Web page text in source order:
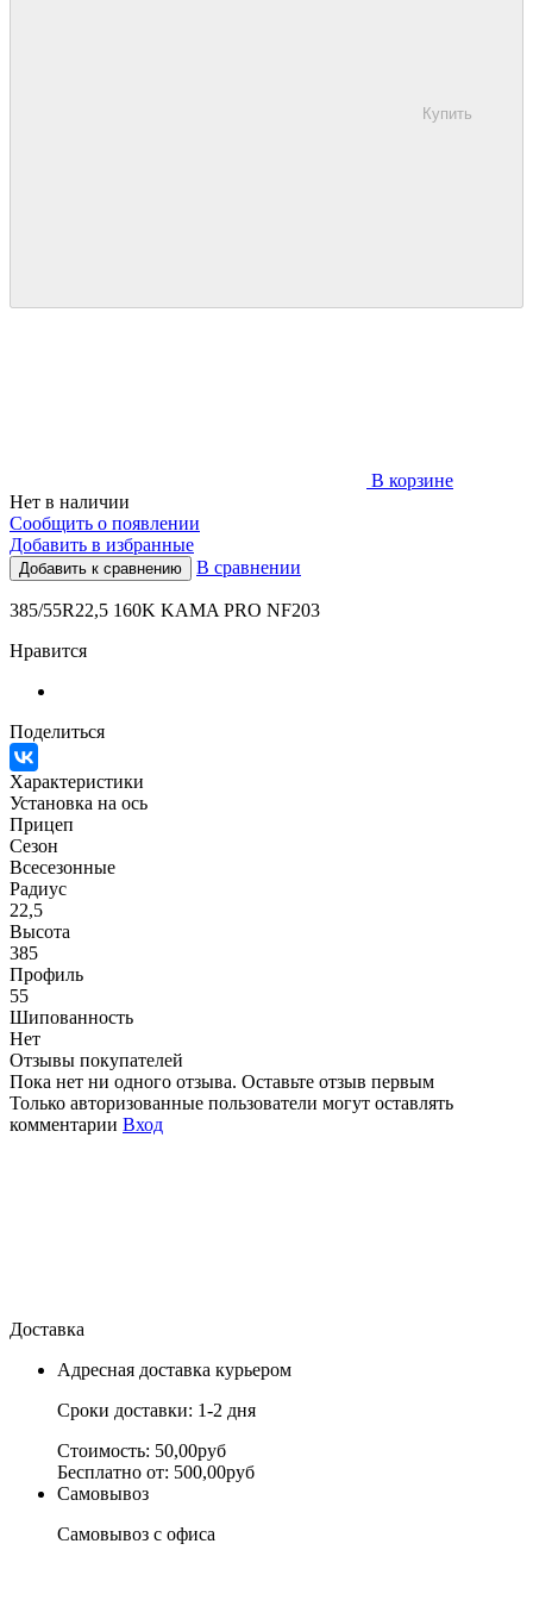
Купить
В корзине
Нет в наличии
Сообщить о появлении
Добавить в избранные
Добавить к сравнению В сравнении
385/55R22,5 160K KAMA PRO NF203
Нравится
Поделиться
Характеристики
Установка на ось
Прицеп
Сезон
Всесезонные
Радиус
22,5
Высота
385
Профиль
55
Шипованность
Нет
Отзывы покупателей
Пока нет ни одного отзыва. Оставьте отзыв первым
Только авторизованные пользователи могут оставлять
комментарии Вход
Доставка
Адресная доставка курьером
Сроки доставки: 1-2 дня
Стоимость: 50,00руб
Бесплатно от: 500,00руб
Самовывоз
Самовывоз с офиса